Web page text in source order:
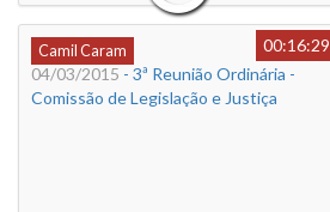
Camil Caram
00:16:29
04/03/2015 - 3ª Reunião Ordinária -
Comissão de Legislação e Justiça